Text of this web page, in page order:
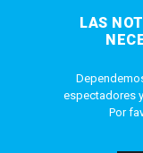
LAS
espectadores
Por